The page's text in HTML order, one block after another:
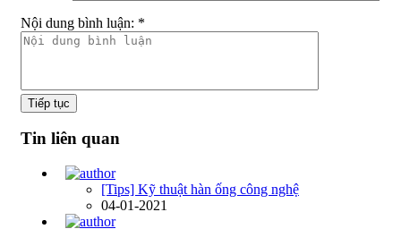
Nội dung bình luận: *
Tiếp tục
Tin liên quan
[Tips] Kỹ thuật hàn ống công nghệ
04-01-2021